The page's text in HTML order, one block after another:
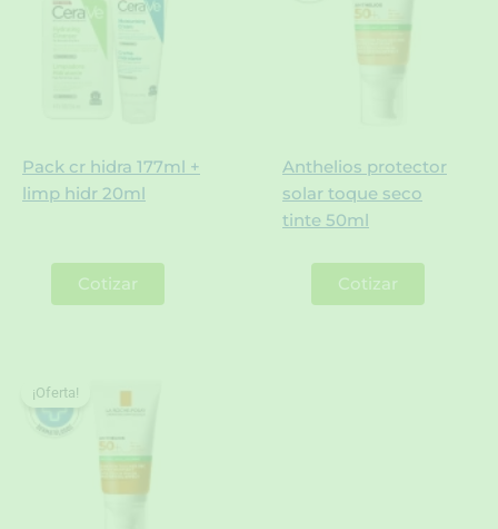
Pack cr hidra 177ml +
limp hidr 20ml
Cotizar
Anthelios protector
solar toque seco
tinte 50ml
Cotizar
¡Oferta!
¡Oferta!